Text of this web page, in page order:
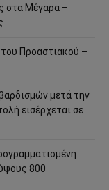
στα Μέγαρα –
Προαστιακού –
μετά την
εισέρχεται σε
800